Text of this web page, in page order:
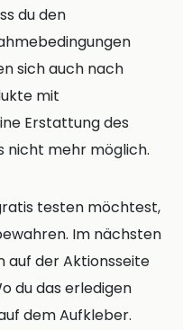
du den
sich auch nach
mit
Erstattung des
nicht mehr möglich.
testen möchtest,
Im nächsten
auf der Aktionsseite
du das erledigen
dem Aufkleber.